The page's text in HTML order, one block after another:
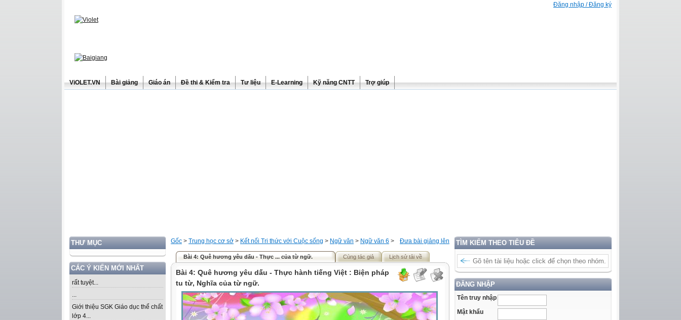
Đăng nhập / Đăng ký
ViOLET.VN Bài giảng Giáo án Đề thi & Kiểm tra Tư liệu E-Learning Kỹ năng CNTT Trợ giúp
THƯ MỤC
CÁC Ý KIẾN MỚI NHẤT
rất tuyệt...
...
Giới thiệu SGK Giáo dục thể chất
lớp 4...
TÌM KIẾM THEO TIÊU ĐỀ
ĐĂNG NHẬP
Tên truy nhập
Mật khẩu
Đưa bài giảng lên
Gốc > Trung học cơ sở > Kết nối Tri thức với Cuộc sống > Ngữ văn > Ngữ văn 6 >
Bài 4: Quê hương yêu dấu - Thực ... của từ ngữ. Cùng tác giả Lịch sử tải về
Bài 4: Quê hương yêu dấu - Thực hành tiếng Việt : Biện pháp
tu từ, Nghĩa của từ ngữ.